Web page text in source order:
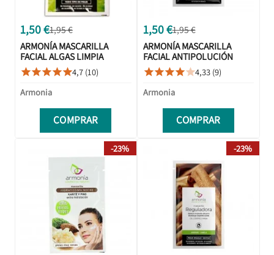
1,50 €1,95 €
ARMONÍA MASCARILLA
FACIAL ALGAS LIMPIA
PURIFICA 1 SOBRE
4,7 (10)
Armonia
COMPRAR
1,50 €1,95 €
ARMONÍA MASCARILLA
FACIAL ANTIPOLUCIÓN
CARBÓN ACTIVO MORINGA 1
SOBRE
4,33 (9)
Armonia
COMPRAR
-23% -23%